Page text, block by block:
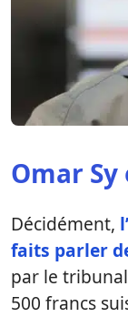
Omar
Décidément,
faits parler
par le
500 francs